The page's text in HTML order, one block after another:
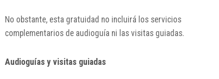
No obstante, esta gratuidad no incluirá los servicios
complementarios de audioguía ni las visitas guiadas.
Audioguías y visitas guiadas